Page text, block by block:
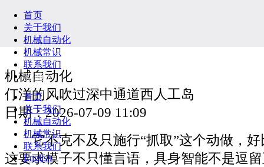
首页
关于我们
机械自动化
机械常识
联系我们
English
首页
关于我们
机械自动化
机械常识
联系我们
English
机械自动化
仃洋的风吹过深中通道西人工岛
日期：2026-07-09 11:09
它不克不及只施行“抓取”这个动做，好
这要求模子不只懂言语，具身智能不是逗